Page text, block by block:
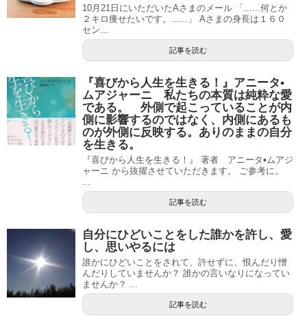
10月21日にいただいたAさまのメール 「......何とか
２キロ痩せたいです。......」 Aさまの身長は１６０
セン...
記事を読む
『喜びから人生を生きる！』アニータ▪
ムアジャーニ 私たちの本質は純粋な愛
である。 外側で起こっていることが内
側に影響するのではなく、内側にあるも
のが外側に反映する。ありのままの自分
を生きる。
『喜びから人生を生きる！』 著者 アニータ▪ムアジ
ャーニ から抜擢させていただきます。 ご参考に。
記事を読む
自分にひどいことをした誰かを許し、愛
し、思いやるには
誰かにひどいことをされて、許せずに、恨んだり憎
んだりしていませんか？ 誰かの言いなりになってい
ませんか？ ...
記事を読む